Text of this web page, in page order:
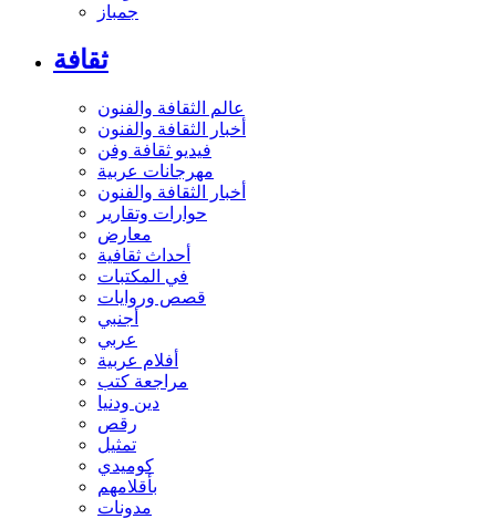
جمباز
ثقافة
عالم الثقافة والفنون
أخبار الثقافة والفنون
فيديو ثقافة وفن
مهرجانات عربية
أخبار الثقافة والفنون
حوارات وتقارير
معارض
أحداث ثقافية
في المكتبات
قصص وروايات
أجنبي
عربي
أفلام عربية
مراجعة كتب
دين ودنيا
رقص
تمثيل
كوميدي
بأقلامهم
مدونات